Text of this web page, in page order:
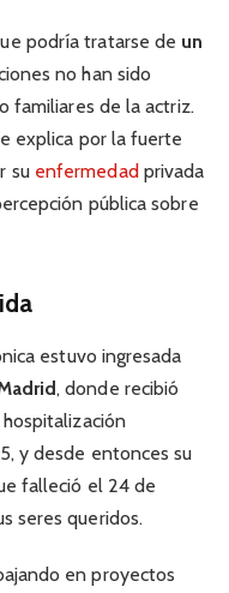
podría tratarse de un
no han sido
familiares de la actriz.
explica por la fuerte
su enfermedad privada
pública sobre
estuvo ingresada
, donde recibió
y desde entonces su
falleció el 24 de
seres queridos.
en proyectos